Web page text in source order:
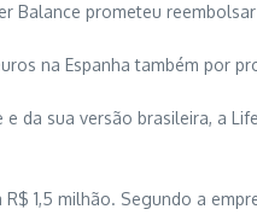
Balance prometeu
na Espanha também por
sua versão brasileira, a
1,5 milhão. Segundo a